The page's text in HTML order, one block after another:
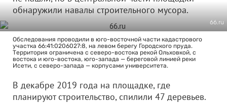
обнаружили навалы строительного мусора.
66.ru
Обследования проводили в юго-восточной части кадастрового
участка 66:41:0206027:8, на левом берегу Городского пруда.
Территория ограничена с северо-востока рекой Ольховкой, с
востока и юго-востока, юго-запада — береговой линией реки
Исети, с северо-запада — корпусами университета.
В декабре 2019 года на площадке, где
планируют строительство, спилили 47 деревьев.